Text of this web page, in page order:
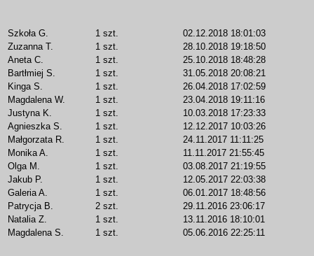
Szkoła G. 1 szt.
02.12.2018 18:01:03
Zuzanna T.
1 szt.
28.10.2018 19:18:50
Aneta C.
1 szt.
25.10.2018 18:48:28
Bartłmiej S.
1 szt.
31.05.2018 20:08:21
Kinga S.
1 szt.
26.04.2018 17:02:59
Magdalena W.
1 szt.
23.04.2018 19:11:16
Justyna K.
1 szt.
10.03.2018 17:23:33
Agnieszka S.
1 szt.
12.12.2017 10:03:26
Małgorzata R.
1 szt.
24.11.2017 11:11:25
Monika A.
1 szt.
11.11.2017 21:55:45
Olga M.
1 szt.
03.08.2017 21:19:55
Jakub P.
1 szt.
12.05.2017 22:03:38
Galeria A.
1 szt.
06.01.2017 18:48:56
Patrycja B.
2 szt.
29.11.2016 23:06:17
Natalia Z.
1 szt.
13.11.2016 18:10:01
Magdalena S.
1 szt. 05.06.2016 22:25:11